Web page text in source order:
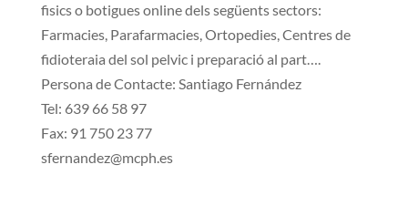
fisics o botigues online dels següents sectors:
Farmacies, Parafarmacies, Ortopedies, Centres de
fidioteraia del sol pelvic i preparació al part….
Persona de Contacte: Santiago Fernández
Tel: 639 66 58 97
Fax: 91 750 23 77
sfernandez@mcph.es